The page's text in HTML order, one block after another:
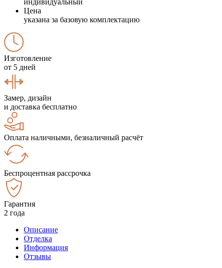
Цена
указана за базовую комплектацию
Изготовление
от 5 дней
Замер, дизайн
и доставка бесплатно
Оплата наличными, безналичный расчёт
Беспроцентная рассрочка
Гарантия
2 года
Описание
Отделка
Информация
Отзывы